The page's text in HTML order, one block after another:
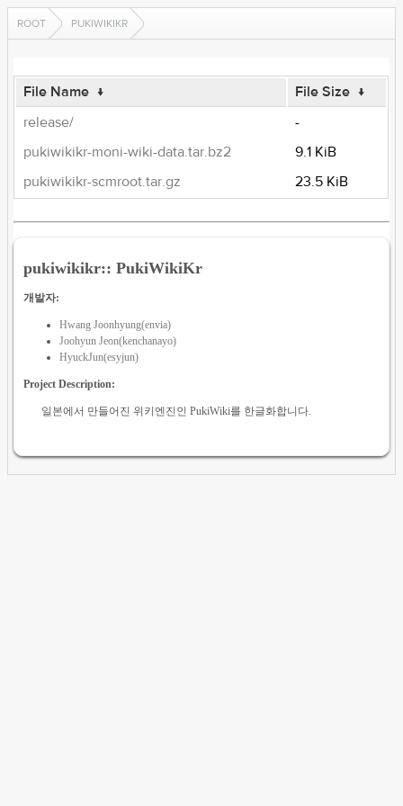
ROOT PUKIWIKIKR
File Name ↓ File Size ↓
release/
-
pukiwikikr-moni-wiki-data.tar.bz2
9.1 KiB
pukiwikikr-scmroot.tar.gz
23.5 KiB
pukiwikikr:: PukiWikiKr
개발자:
Hwang Joonhyung(envia)
Joohyun Jeon(kenchanayo)
HyuckJun(esyjun)
Project Description:
일본에서 만들어진 위키엔진인 PukiWiki를 한글화합니다.